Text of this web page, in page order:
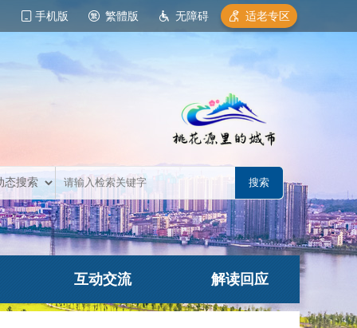
手机版 繁體版 无障碍 适老专区
互动交流 解读回应